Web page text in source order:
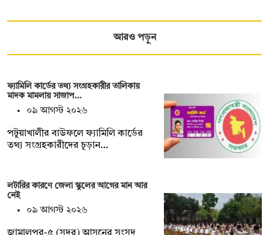
আরও পড়ুন
ফ্যামিলি কার্ডের তথ্য সংগ্রহকারীর তালিকায়
মাদক মামলায় সাজাপ…
০৯ আগস্ট ২০২৬
পটুয়াখালীর বাউফলে ফ্যামিলি কার্ডের
তথ্য সংগ্রহকারীদের চূড়ান…
লটারির কারণে জেলা স্কুলের আগের মান আর
নেই
০৯ আগস্ট ২০২৬
জামালপুর-৫ (সদর) আসনের সংসদ